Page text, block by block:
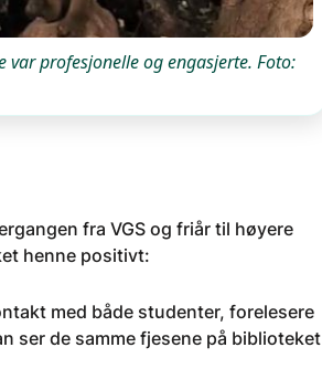
profesjonelle og engasjerte. Foto:
fra VGS og friår til høyere
henne positivt:
med både studenter, forelesere
ser de samme fjesene på biblioteket